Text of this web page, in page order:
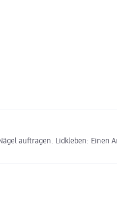
auftragen. Lidkleben: Einen